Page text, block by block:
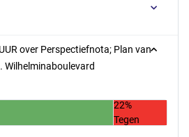
over Perspectiefnota; Plan van
Wilhelminaboulevard
22%
Tegen